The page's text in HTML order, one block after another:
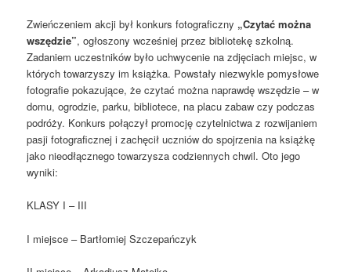
Zwieńczeniem akcji był konkurs fotograficzny „Czytać można
wszędzie”, ogłoszony wcześniej przez bibliotekę szkolną.
Zadaniem uczestników było uchwycenie na zdjęciach miejsc, w
których towarzyszy im książka. Powstały niezwykle pomysłowe
fotografie pokazujące, że czytać można naprawdę wszędzie – w
domu, ogrodzie, parku, bibliotece, na placu zabaw czy podczas
podróży. Konkurs połączył promocję czytelnictwa z rozwijaniem
pasji fotograficznej i zachęcił uczniów do spojrzenia na książkę
jako nieodłącznego towarzysza codziennych chwil. Oto jego
wyniki:
KLASY I – III
I miejsce – Bartłomiej Szczepańczyk